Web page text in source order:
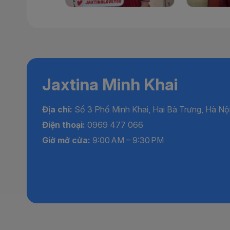
Jaxtina Minh Khai
Địa chỉ: Số 3 Phố Minh Khai, Hai Bà Trưng, Hà
Điện thoại: 0969 477 066
Giờ mở cửa: 9:00 AM – 9:30 PM